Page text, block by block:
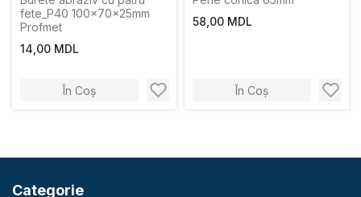
fete_P40 100x70x25mm
Profmet
14,00 MDL
În Coș
58,00 MDL
În Coș
Categorie